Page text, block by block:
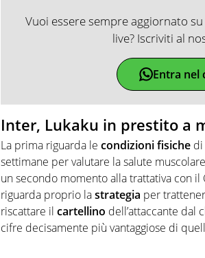
Vuoi essere sempre aggiornato
live? Iscriviti al
Entra nel
Inter, Lukaku in prestito a
La prima riguarda le condizioni fisiche di
settimane per valutare la salute
un secondo momento alla trattativa con
riguarda proprio lastrategia per
riscattare il cartellino dell’attaccante dal
cifre decisamente più vantaggiose di